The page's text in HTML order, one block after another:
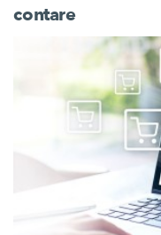
contare